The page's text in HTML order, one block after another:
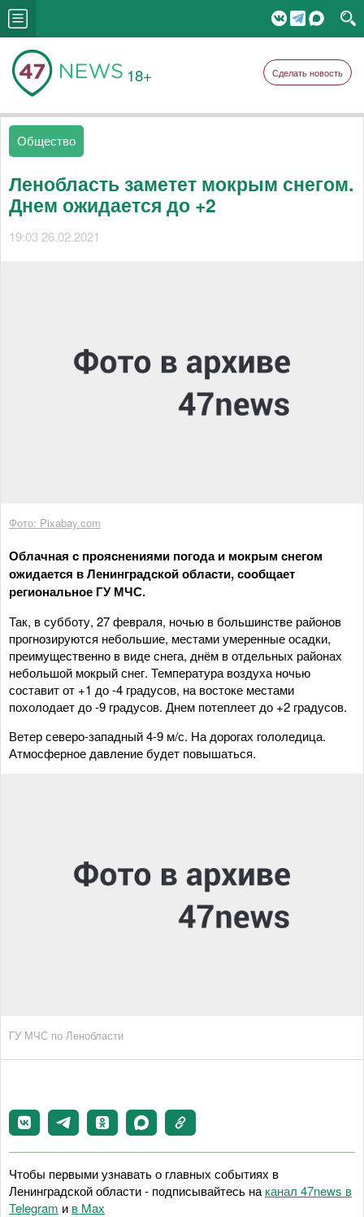
18+ Сделать новость
Общество
Ленобласть заметет мокрым снегом.
Днем ожидается до +2
19:03 26.02.2021
Фото: Pixabay.com
Облачная с прояснениями погода и мокрым снегом
ожидается в Ленинградской области, сообщает
региональное ГУ МЧС.
Так, в субботу, 27 февраля, ночью в большинстве районов
прогнозируются небольшие, местами умеренные осадки,
преимущественно в виде снега, днём в отдельных районах
небольшой мокрый снег. Температура воздуха ночью
составит от +1 до -4 градусов, на востоке местами
похолодает до -9 градусов. Днем потеплеет до +2 градусов.
Ветер северо-западный 4-9 м/с. На дорогах гололедица.
Атмосферное давление будет повышаться.
ГУ МЧС по Ленобласти
Чтобы первыми узнавать о главных событиях в
Ленинградской области - подписывайтесь на канал 47news в
Telegram и в Maх